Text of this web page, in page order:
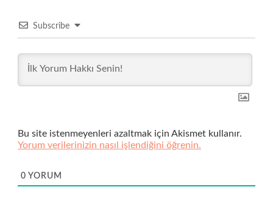
Subscribe
Bu site istenmeyenleri azaltmak için Akismet kullanır.
Yorum verilerinizin nasıl işlendiğini öğrenin.
0 YORUM